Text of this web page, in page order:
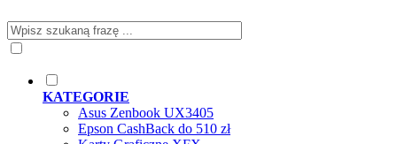
KATEGORIE
Asus Zenbook UX3405
Epson CashBack do 510 zł